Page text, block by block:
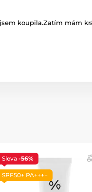
koupila.Zatím mám
Sleva -56%
SPF50+ PA++++